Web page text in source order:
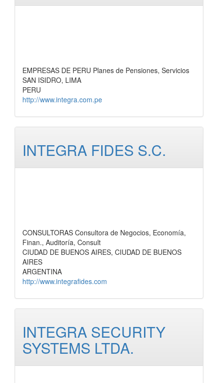
EMPRESAS DE PERU Planes de Pensiones, Servicios
SAN ISIDRO, LIMA
PERU
http://www.integra.com.pe
INTEGRA FIDES S.C.
CONSULTORAS Consultora de Negocios, Economía,
Finan., Auditoría, Consult
CIUDAD DE BUENOS AIRES, CIUDAD DE BUENOS
AIRES
ARGENTINA
http://www.integrafides.com
INTEGRA SECURITY
SYSTEMS LTDA.